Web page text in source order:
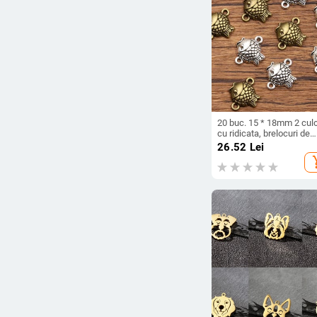
20 buc. 15 * 18mm 2
cu ridicata, brelocuri de
pește, conector pentru
animale, decorare
vintage, pentru realizarea
26.52 Lei